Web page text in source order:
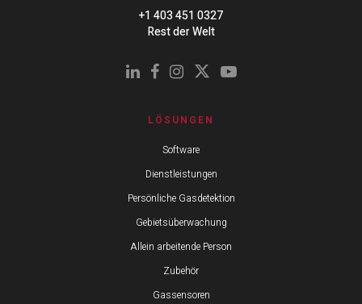
+1 403 451 0327
Rest der Welt
LÖSUNGEN
Software
Dienstleistungen
Persönliche Gasdetektion
Gebietsüberwachung
Allein arbeitende Person
Zubehör
Gassensoren